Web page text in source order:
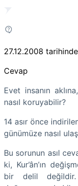
27.12.2008
Cevap
Evet insanın
nasıl koruyabilir?
14 asır önce
günümüze nasıl
Bu sorunun asıl
ki, Kur’ân’ın
bir delil